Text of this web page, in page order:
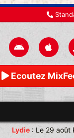
Ecoutez
Lydie:Le 29 août